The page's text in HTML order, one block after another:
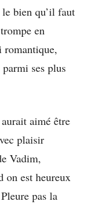
bien qu’il faut
en
romantique,
ses plus
aimé être
plaisir
Vadim,
on est heureux
pas la